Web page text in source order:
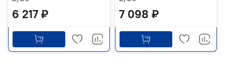
6 217 ₽ 7 098 ₽